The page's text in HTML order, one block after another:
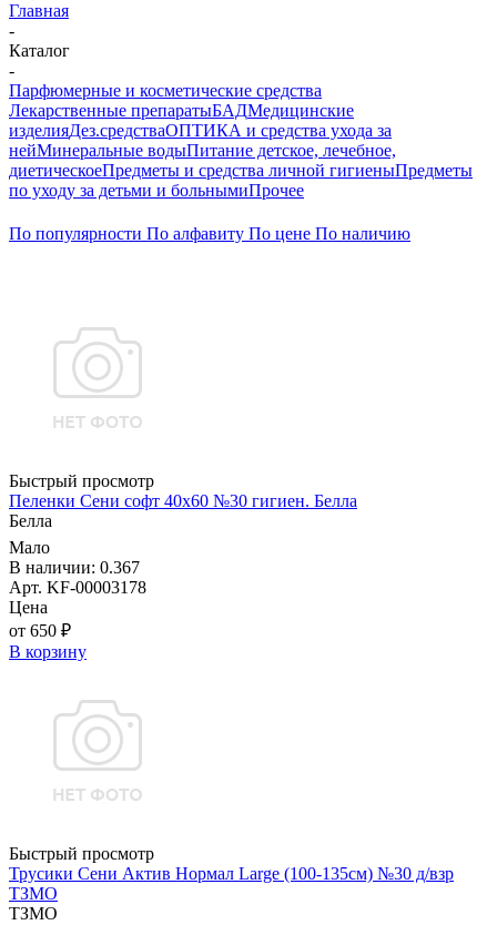
Главная
-
Каталог
-
Парфюмерные и косметические средства
Лекарственные препаратыБАДМедицинские
изделияДез.средстваОПТИКА и средства ухода за
нейМинеральные водыПитание детское, лечебное,
диетическоеПредметы и средства личной гигиеныПредметы
по уходу за детьми и больнымиПрочее
По популярности По алфавиту По цене По наличию
Быстрый просмотр
Пеленки Сени софт 40х60 №30 гигиен. Белла
Белла
Мало
В наличии: 0.367
Арт. KF-00003178
Цена
от 650 ₽
В корзину
Быстрый просмотр
Трусики Сени Актив Нормал Large (100-135см) №30 д/взр
ТЗМО
ТЗМО